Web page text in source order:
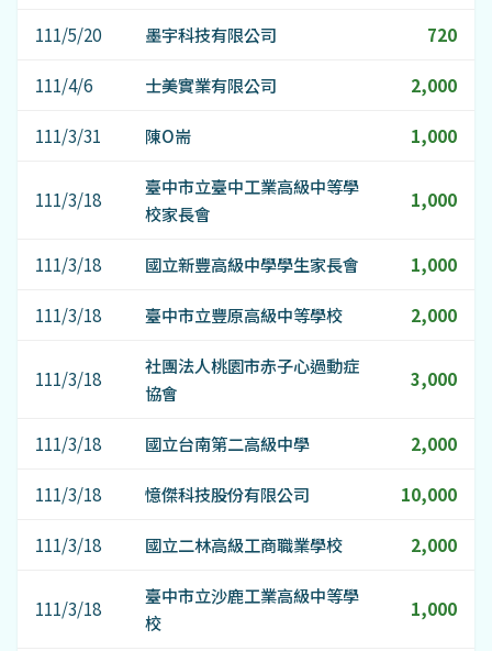
111/5/20 墨宇科技有限公司 720
111/4/6 士美實業有限公司 2,000
111/3/31 陳O耑 1,000
111/3/18
臺中市立臺中工業高級中等學
校家長會
1,000
111/3/18 國立新豐高級中學學生家長會 1,000
111/3/18 臺中市立豐原高級中等學校 2,000
111/3/18
社團法人桃園市赤子心過動症
協會
3,000
111/3/18 國立台南第二高級中學 2,000
111/3/18 憶傑科技股份有限公司 10,000
111/3/18 國立二林高級工商職業學校 2,000
111/3/18
臺中市立沙鹿工業高級中等學
校
1,000